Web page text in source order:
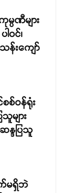
ပဏီများ
ါဝင်၊
းကျော်
စ်ဝန်ရုံး
များ
န္ဒပြသူ
က်မရှိဘဲ